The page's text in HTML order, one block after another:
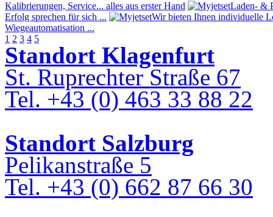
Kalibrierungen, Service... alles aus erster Hand
Laden- &
Erfolg sprechen für sich ...
Wir bieten Ihnen individuelle
Wiegeautomatisation ...
1 2 3 4 5
Standort Klagenfurt
St. Ruprechter Straße 67
Tel. +43 (0) 463 33 88 22
Standort Salzburg
Pelikanstraße 5
Tel. +43 (0) 662 87 66 30